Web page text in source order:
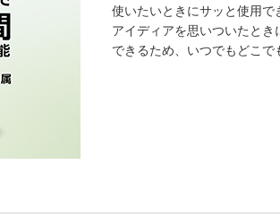
使いたいときにサッと使用で
アイディアを思いついたと
できるため、いつでもどこで